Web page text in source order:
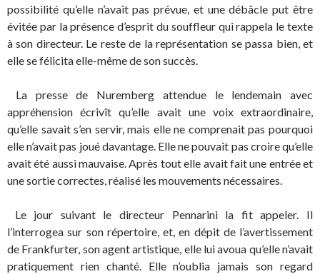
possibilité qu’elle n’avait pas prévue, et une débâcle put être
évitée par la présence d’esprit du souffleur qui rappela le texte
à son directeur. Le reste de la représentation se passa bien, et
elle se félicita elle-même de son succès.
La presse de Nuremberg attendue le lendemain avec
appréhension écrivît qu’elle avait une voix extraordinaire,
qu’elle savait s’en servir, mais elle ne comprenait pas pourquoi
elle n’avait pas joué davantage. Elle ne pouvait pas croire qu’elle
avait été aussi mauvaise. Après tout elle avait fait une entrée et
une sortie correctes, réalisé les mouvements nécessaires.
Le jour suivant le directeur Pennarini la fit appeler. Il
l’interrogea sur son répertoire, et, en dépit de l’avertissement
de Frankfurter, son agent artistique, elle lui avoua qu’elle n’avait
pratiquement rien chanté. Elle n’oublia jamais son regard